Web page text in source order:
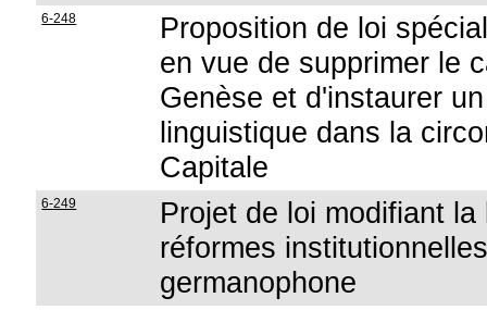
6-248
Proposition de loi
en vue de supprimer le
Genèse et d'instaurer
linguistique dans la
Capitale
6-249
Projet de loi modifiant
réformes
germanophone